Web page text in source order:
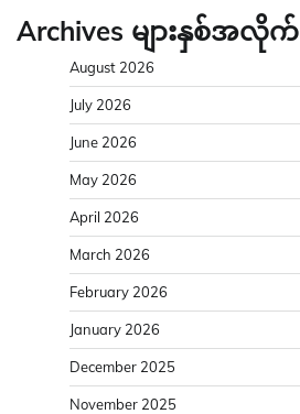
Archives များနှစ်အလိုက်
August 2026
July 2026
June 2026
May 2026
April 2026
March 2026
February 2026
January 2026
December 2025
November 2025